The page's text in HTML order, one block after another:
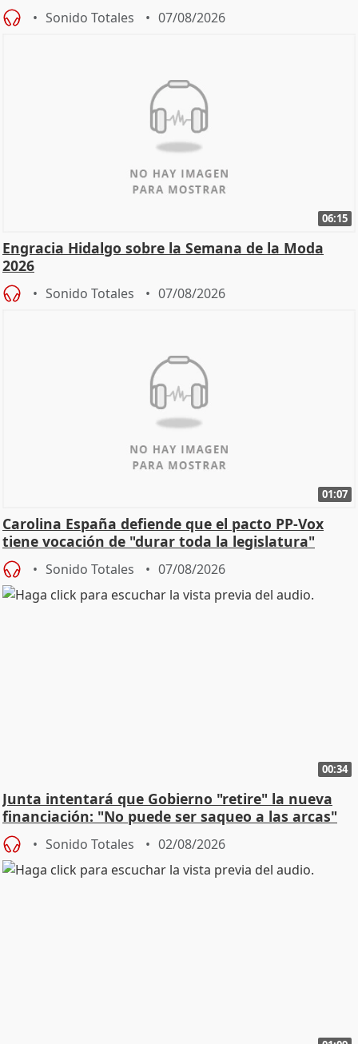
Sonido Totales 07/08/2026
06:15
Engracia Hidalgo sobre la Semana de la Moda
2026
Sonido Totales 07/08/2026
01:07
Carolina España defiende que el pacto PP-Vox
tiene vocación de "durar toda la legislatura"
Sonido Totales 07/08/2026
00:34
Junta intentará que Gobierno "retire" la nueva
financiación: "No puede ser saqueo a las arcas"
Sonido Totales 02/08/2026